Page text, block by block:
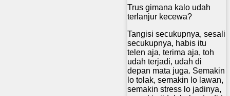
Trus gimana kalo udah
terlanjur kecewa?
Tangisi secukupnya, sesali
secukupnya, habis itu
telen aja, terima aja, toh
udah terjadi, udah di
depan mata juga. Semakin
lo tolak, semakin lo lawan,
semakin stress lo jadinya,